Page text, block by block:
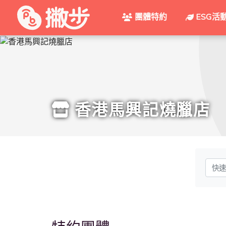
團體特約 ESG活
香港馬興記燒臘店